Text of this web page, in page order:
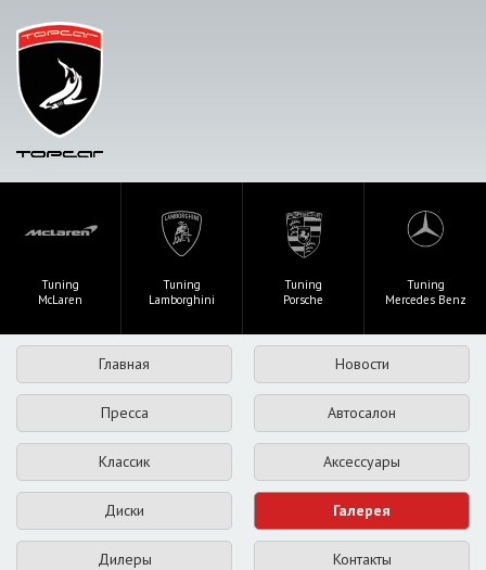
Tuning
McLaren
Tuning
Lamborghini
Tuning
Porsche
Tuning
Mercedes Benz
Главная Новости
Пресса Автосалон
Классик Аксессуары
Диски Галерея
Дилеры Контакты